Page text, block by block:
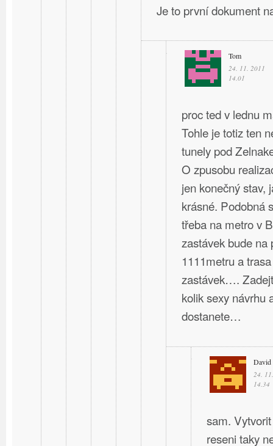
Je to první dokument
Tom
24. 11. 2011
14.01
proc ted v lednu
Tohle je totiz ten
tunely pod
O zpusobu
jen konečný stav,
krásné. Podobná
třeba na metro v
zastávek bude na
1111metru a
zastávek….
kolik sexy návrhu
dostanete…
David
24.
14.34
sam.
reseni taky